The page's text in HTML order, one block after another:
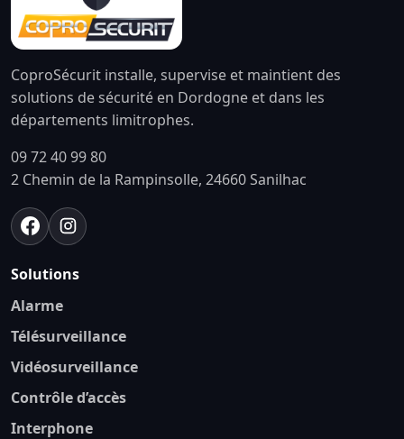
CoproSécurit installe, supervise et maintient des
solutions de sécurité en Dordogne et dans les
départements limitrophes.
09 72 40 99 80
2 Chemin de la Rampinsolle, 24660 Sanilhac
Solutions
Alarme
Télésurveillance
Vidéosurveillance
Contrôle d’accès
Interphone